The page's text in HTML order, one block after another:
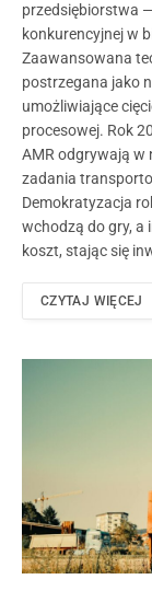
przedsiębiorstwa
konkurencyjnej w
Zaawansowana
postrzegana jako
umożliwiające
procesowej. Rok
AMR odgrywają w
zadania
Demokratyzacja
wchodzą do gry,
koszt, stając się
CZYTAJ WIĘCEJ